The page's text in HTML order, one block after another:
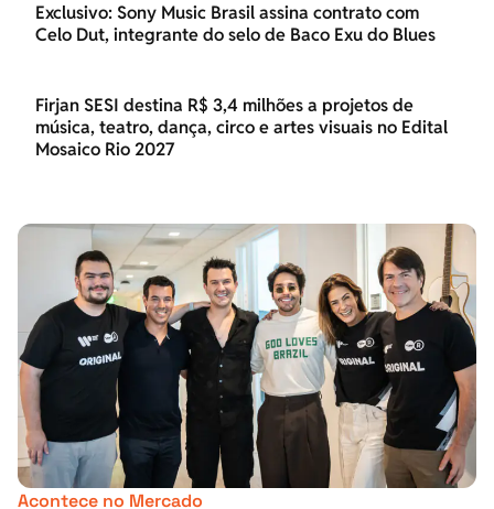
Exclusivo: Sony Music Brasil assina contrato com
Celo Dut, integrante do selo de Baco Exu do Blues
Firjan SESI destina R$ 3,4 milhões a projetos de
música, teatro, dança, circo e artes visuais no Edital
Mosaico Rio 2027
Acontece no Mercado